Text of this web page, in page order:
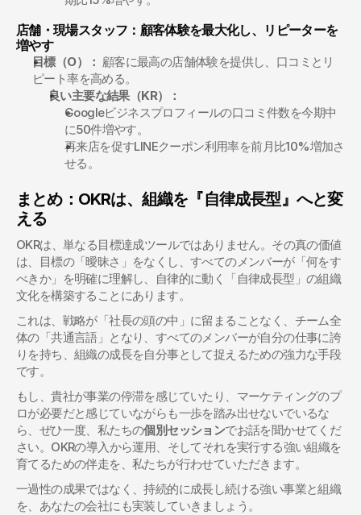
店舗・現場スタッフ：顧客体験を最大化し、リピーターを
増やす
目標（O）： 顧客に最高の店舗体験を提供し、口コミとリ
ピート率を高める。
良い主要な結果（KR）：
Googleビジネスプロフィールの口コミ件数を今期中
に50件増やす。
再来店を促すLINEクーポン利用率を前月比10%増加さ
せる。
まとめ：OKRは、組織を『自律成長型』へと変
える
OKRは、単なる目標達成ツールではありません。その真の価値
は、目標の「曖昧さ」をなくし、すべてのメンバーが「何をす
べきか」を明確に理解し、自律的に動く「自律成長型」の組織
文化を構築することにあります。
これは、戦略が「社長の頭の中」に留まることなく、チーム全
体の「共通言語」となり、すべてのメンバーが自分の仕事に誇
りを持ち、組織の成長を自分事として捉えるための強力な手段
です。
もし、貴社が事業の停滞を感じていたり、マーケティングのプ
ロが必要だと感じていながらも一歩を踏み出せないでいるな
ら、ぜひ一度、私たちの個別セッションでお話を聞かせてくだ
さい。OKRの導入から運用、そしてそれを実行する強い組織を
育てるための伴走を、私たちが行わせていただきます。
一過性の成果ではなく、持続的に成長し続ける強い事業と組織
を、あなたの会社にも実装していきましょう。